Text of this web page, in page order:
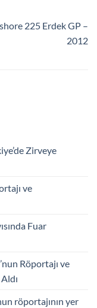
225 Erdek GP –
2012
Zirveye
ve
Fuar
Röportajı ve
röportajının yer